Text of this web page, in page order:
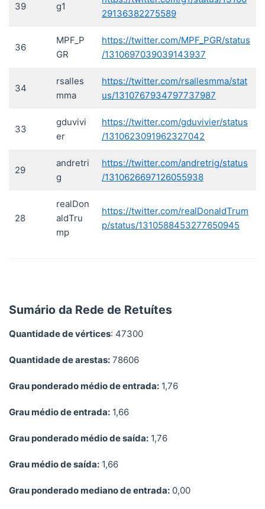
39 g1
29136382275589
36
MPF_P
GR
https://twitter.com/MPF_PGR/status
/1310697039039143937
34
rsalles
mma
https://twitter.com/rsallesmma/stat
us/1310767934797737987
33
gduvivi
er
https://twitter.com/gduvivier/status
/1310623091962327042
29
andretri
g
https://twitter.com/andretrig/status
/1310626697126055938
28
realDon
aldTru
mp
https://twitter.com/realDonaldTrum
p/status/1310588453277650945
Sumário da Rede de Retuítes
Quantidade de vértices: 47300
Quantidade de arestas: 78606
Grau ponderado médio de entrada: 1,76
Grau médio de entrada: 1,66
Grau ponderado médio de saída: 1,76
Grau médio de saída: 1,66
Grau ponderado mediano de entrada: 0,00